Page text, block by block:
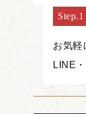
お気軽
LINE